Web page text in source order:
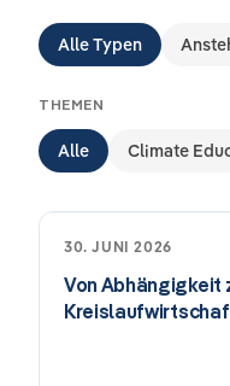
Alle Typen
THEMEN
Alle Climate
30. JUNI 2026
Von Abhängigkeit